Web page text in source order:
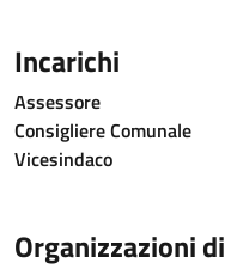
Incarichi
Assessore
Consigliere Comunale
Vicesindaco
Organizzazioni